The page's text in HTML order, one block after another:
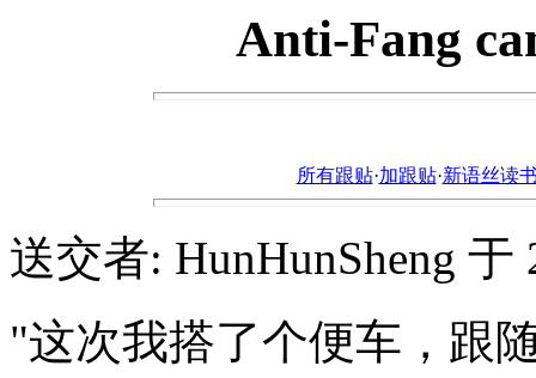
Anti-Fang
所有跟贴·加跟贴·新语丝读
送交者: HunHunSheng 于
"这次我搭了个便车，跟